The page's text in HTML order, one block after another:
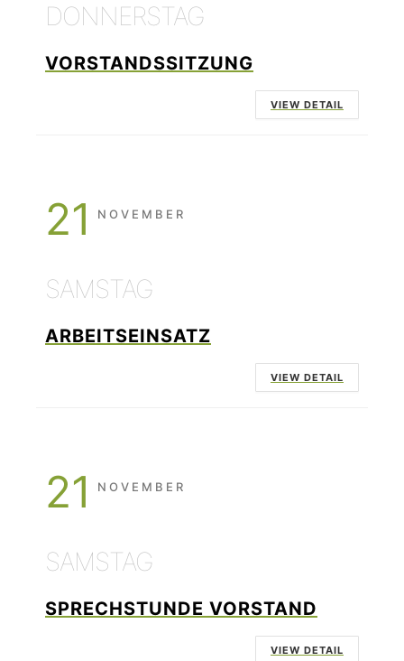
DONNERSTAG
VORSTANDSSITZUNG
VIEW DETAIL
21 NOVEMBER
SAMSTAG
ARBEITSEINSATZ
VIEW DETAIL
21 NOVEMBER
SAMSTAG
SPRECHSTUNDE VORSTAND
VIEW DETAIL